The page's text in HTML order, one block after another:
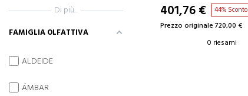
401,76 € 44% Sconto
Prezzo originale 720,00 €
0 riesami
Di più...
FAMIGLIA OLFATTIVA
ALDEIDE
ÁMBAR